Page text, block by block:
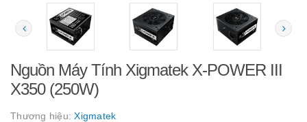
Nguồn Máy Tính Xigmatek X-POWER III
X350 (250W)
Thương hiệu:Xigmatek